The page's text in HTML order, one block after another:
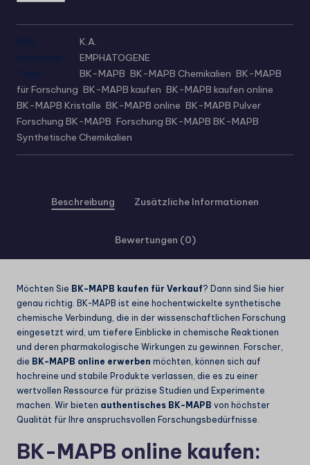
SKU:
K.A.
Kategorie:
EMPHATOGENE
Tags:
BK-MAPB BK-MAPB Chemikalien BK-MAPB
für Forschung BK-MAPB kaufen BK-MAPB kaufen online
BK-MAPB Kristalle BK-MAPB online BK-MAPB Pulver
Forschung BK-MAPB Forschung BK-MAPB BK-MAPB
Synthetische Chemikalien
Beschreibung Zusätzliche Informationen
Bewertungen (0)
Möchten Sie BK-MAPB kaufen für Verkauf? Dann sind Sie hier
genau richtig. BK-MAPB ist eine hochentwickelte synthetische
chemische Verbindung, die in der wissenschaftlichen Forschung
eingesetzt wird, um tiefere Einblicke in chemische Reaktionen
und deren pharmakologische Wirkungen zu gewinnen. Forscher,
die BK-MAPB online erwerben möchten, können sich auf
hochreine und stabile Produkte verlassen, die es zu einer
wertvollen Ressource für präzise Studien und Experimente
machen. Wir bieten authentisches BK-MAPB von höchster
Qualität für Ihre anspruchsvollen Forschungsbedürfnisse.
BK-MAPB online kaufen: